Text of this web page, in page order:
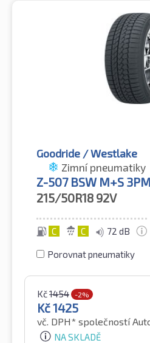
Goodride / Westlake
Zimní pneumatiky
Z-507 BSW M+S
215/50R18 92V
C C 72 dB
Porovnat pneumatiky
Kč1454 -2%
Kč1425
vč. DPH* společností
NA SKLADĚ